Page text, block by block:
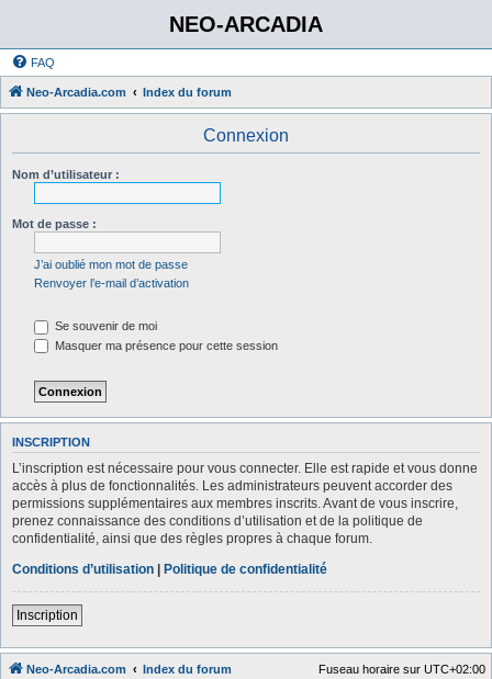
NEO-ARCADIA
FAQ
Neo-Arcadia.com Index du forum
Connexion
Nom d’utilisateur :
Mot de passe :
J’ai oublié mon mot de passe
Renvoyer l’e-mail d’activation
Se souvenir de moi
Masquer ma présence pour cette session
INSCRIPTION
L’inscription est nécessaire pour vous connecter. Elle est rapide et vous donne
accès à plus de fonctionnalités. Les administrateurs peuvent accorder des
permissions supplémentaires aux membres inscrits. Avant de vous inscrire,
prenez connaissance des conditions d’utilisation et de la politique de
confidentialité, ainsi que des règles propres à chaque forum.
Conditions d’utilisation | Politique de confidentialité
Inscription
Neo-Arcadia.com Index du forum Fuseau horaire sur UTC+02:00